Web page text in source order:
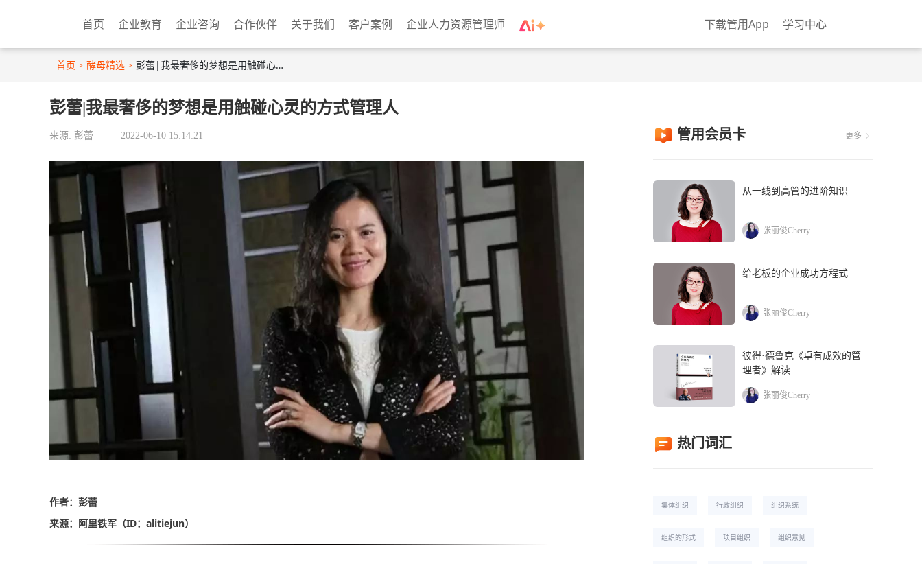
首页 企业教育 企业咨询 合作伙伴 关于我们 客户案例 企业人力资源管理师 下载管用App 学习中心
首页 酵母精选 彭蕾|我最奢侈的梦想是用触碰心灵的方式管理人
彭蕾|我最奢侈的梦想是用触碰心灵的方式管理人
来源: 彭蕾 2022-06-10 15:14:21
作者：彭蕾
来源：阿里铁军（ID：alitiejun）
管用会员卡 更多
从一线到高管的进阶知识
张丽俊Cherry
给老板的企业成功方程式
张丽俊Cherry
彼得·德鲁克《卓有成效的管
理者》解读
张丽俊Cherry
热门词汇
集体组织 行政组织 组织系统
组织的形式 项目组织 组织意见